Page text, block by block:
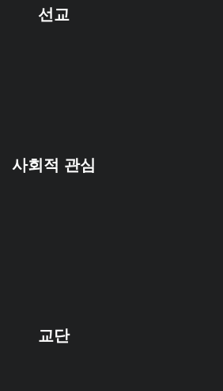
선교
사회적 관심
교단